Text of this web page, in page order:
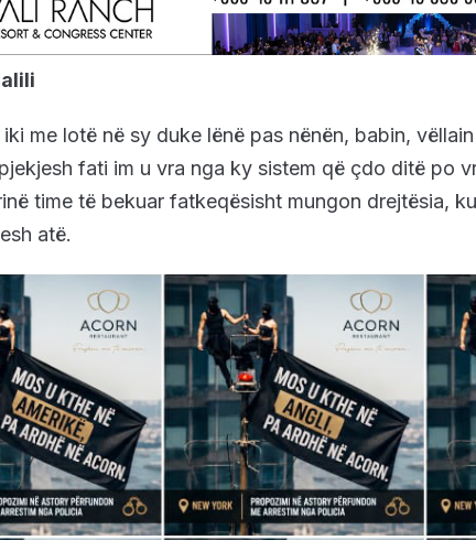
me lotë në sy duke lënë pas nënën, babin,
fati im u vra nga ky sistem që çdo ditë po
time të bekuar fatkeqësisht mungon drejtësia,
atë.